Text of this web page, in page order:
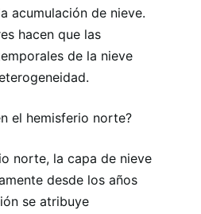
acumulación de nieve.
hacen que las
de la nieve
el hemisferio norte?
norte, la capa de nieve
desde los años
se atribuye